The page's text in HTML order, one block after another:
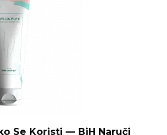
Se Koristi — BiH Naruči